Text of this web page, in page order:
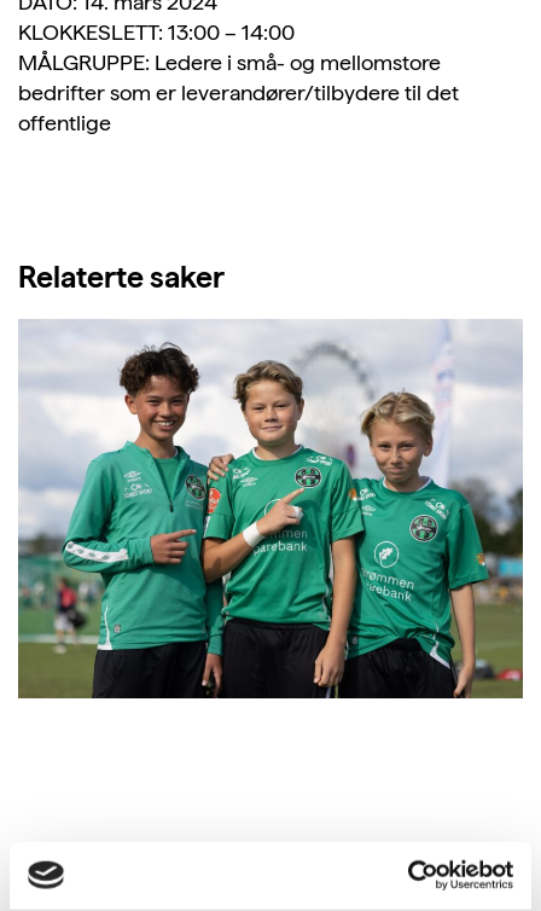
KLOKKESLETT: 13:00 – 14:00
MÅLGRUPPE: Ledere i små- og mellomstore
bedrifter som er leverandører/tilbydere til det
offentlige
Relaterte saker